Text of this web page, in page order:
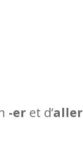
-er et d’aller